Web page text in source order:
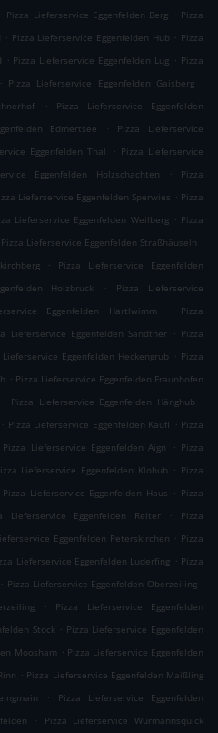
. Pizza Lieferservice Eggenfelden Berg . Pizza
. Pizza Lieferservice Eggenfelden Hub . Pizza
. Pizza Lieferservice Eggenfelden Lug . Pizza
. Pizza Lieferservice Eggenfelden Gaisberg
.
.
Pizza Lieferservice Eggenfelden
Edmertsee .
Pizza Lieferservice
Eggenfelden Thal . Pizza Lieferservice
Eggenfelden Holzschachten .
Pizza
Lieferservice Eggenfelden Sperwies . Pizza
Lieferservice Eggenfelden Weilberg . Pizza
Pizza Lieferservice Eggenfelden Straßhäuseln .
.
Pizza Lieferservice Eggenfelden
Holzbruck .
Pizza Lieferservice
Eggenfelden Hartlwimm .
Pizza
Lieferservice Eggenfelden Sandtner . Pizza
Lieferservice Eggenfelden Heckengrub . Pizza
. Pizza Lieferservice Eggenfelden Fraunhofen
. Pizza Lieferservice Eggenfelden Hänghub
.
. Pizza Lieferservice Eggenfelden Käufl . Pizza
Pizza Lieferservice Eggenfelden Aign . Pizza
Lieferservice Eggenfelden Klohub . Pizza
Pizza Lieferservice Eggenfelden Haus . Pizza
Lieferservice Eggenfelden Reiter .
Pizza
Eggenfelden Peterskirchen . Pizza
Lieferservice Eggenfelden Luderfing . Pizza
. Pizza Lieferservice Eggenfelden Oberzeiling .
.
Pizza Lieferservice Eggenfelden
Stock . Pizza Lieferservice Eggenfelden
Moosham . Pizza Lieferservice Eggenfelden
. Pizza Lieferservice Eggenfelden Maißling
.
Pizza Lieferservice Eggenfelden
. Pizza Lieferservice Wurmannsquick